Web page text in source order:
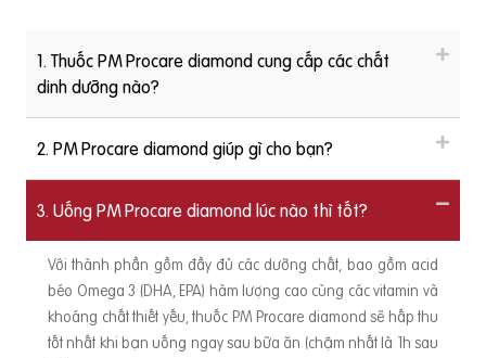
1. Thuốc PM Procare diamond cung cấp các chất
dinh dưỡng nào?
2. PM Procare diamond giúp gì cho bạn?
3. Uống PM Procare diamond lúc nào thì tốt?
Với thành phần gồm đầy đủ các dưỡng chất, bao gồm acid
béo Omega 3 (DHA, EPA) hàm lượng cao cùng các vitamin và
khoáng chất thiết yếu, thuốc PM Procare diamond sẽ hấp thu
tốt nhất khi bạn uống ngay sau bữa ăn (chậm nhất là 1h sau